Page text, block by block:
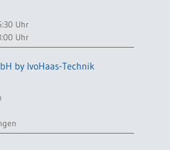
Uhr
Uhr
by IvoHaas-Technik